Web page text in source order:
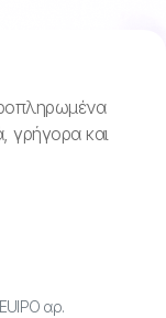
γρήγορα και
αρ.